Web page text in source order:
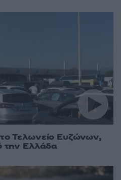
Τελωνείο Ευζώνων,
την Ελλάδα